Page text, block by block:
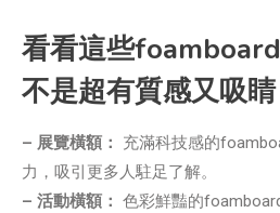
看看這些
不是超有質感又吸睛
– 展覽橫額：
充滿科技感的
力，吸引更多人駐足了解。
– 活動橫額： 色彩鮮豔的